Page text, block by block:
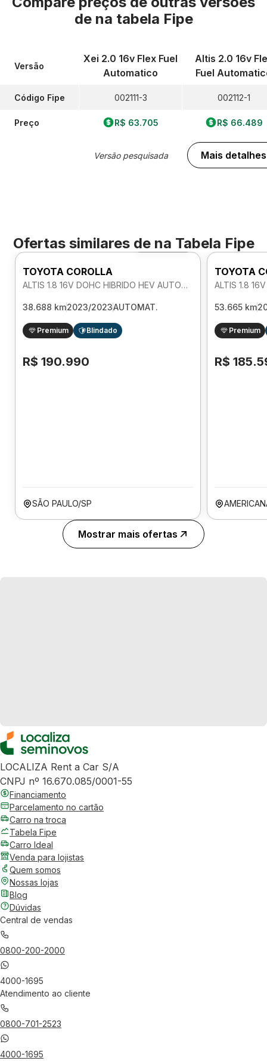
de na tabela Fipe
Versão
Código Fipe
Preço
Xei 2.0 16v Flex Fuel
Automatico
002111-3
R$ 63.705
Versão pesquisada
Altis 2.0 16v
Fuel
002112-1
R$ 66.489
Mais detalhes
Ofertas similares de na Tabela Fipe
Foto 360º
TOYOTA COROLLA
ALTIS 1.8 16V DOHC HIBRIDO HEV AUTOMATICO
38.688 km2023/2023AUTOMAT.
Premium Blindado
R$ 190.990
SÃO PAULO/SP
TOYOTA
53.665 km
Premium
R$
Mostrar mais ofertas
LOCALIZA Rent a Car S/A
CNPJ nº 16.670.085/0001-55
Financiamento
Parcelamento no cartão
Carro na troca
Tabela Fipe
Carro Ideal
Venda para lojistas
Quem somos
Nossas lojas
Blog
Dúvidas
Central de vendas
0800-200-2000
4000-1695
Atendimento ao cliente
0800-701-2523
4000-1695